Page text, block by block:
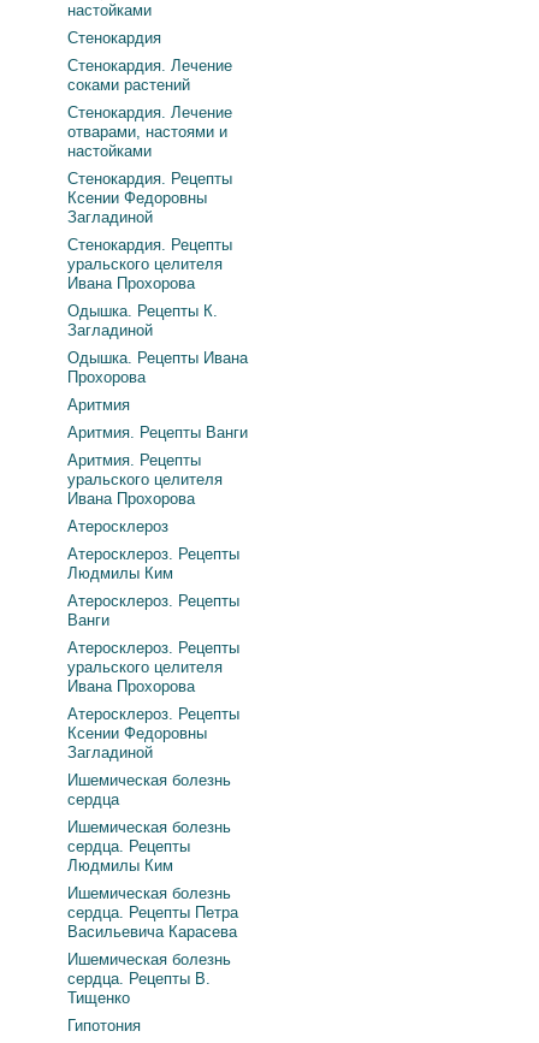
настойками
Стенокардия
Стенокардия. Лечение
соками растений
Стенокардия. Лечение
отварами, настоями и
настойками
Стенокардия. Рецепты
Ксении Федоровны
Загладиной
Стенокардия. Рецепты
уральского целителя
Ивана Прохорова
Одышка. Рецепты К.
Загладиной
Одышка. Рецепты Ивана
Прохорова
Аритмия
Аритмия. Рецепты Ванги
Аритмия. Рецепты
уральского целителя
Ивана Прохорова
Атеросклероз
Атеросклероз. Рецепты
Людмилы Ким
Атеросклероз. Рецепты
Ванги
Атеросклероз. Рецепты
уральского целителя
Ивана Прохорова
Атеросклероз. Рецепты
Ксении Федоровны
Загладиной
Ишемическая болезнь
сердца
Ишемическая болезнь
сердца. Рецепты
Людмилы Ким
Ишемическая болезнь
сердца. Рецепты Петра
Васильевича Карасева
Ишемическая болезнь
сердца. Рецепты В.
Тищенко
Гипотония